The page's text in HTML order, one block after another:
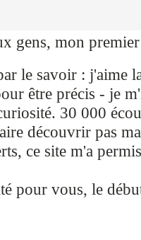
gens, mon
le savoir : j'aime
être précis - je
30 000
découvrir pas
ce site m'a
pour vous, le